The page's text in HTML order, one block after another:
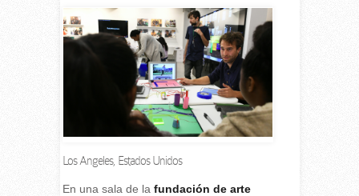
Los Angeles, Estados Unidos
En una sala de la fundación de arte